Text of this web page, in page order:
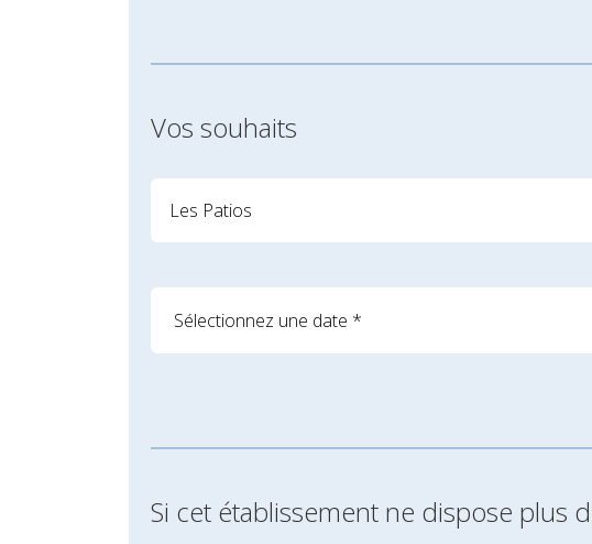
Vos souhaits
Si cet établissement ne dispose plus